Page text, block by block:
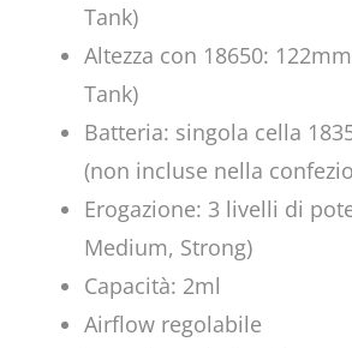
Tank)
Altezza con 18650:
Tank)
Batteria: singola cella
(non incluse nella
Erogazione: 3 livelli di
Medium, Strong)
Capacità: 2ml
Airflow regolabile